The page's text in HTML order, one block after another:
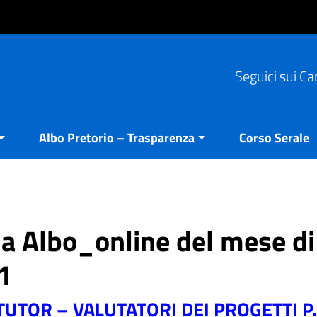
Seguici sui
Albo Pretorio – Trasparenza Corso Serale
Albo_online del mese di
– VALUTATORI DEI PROGETTI